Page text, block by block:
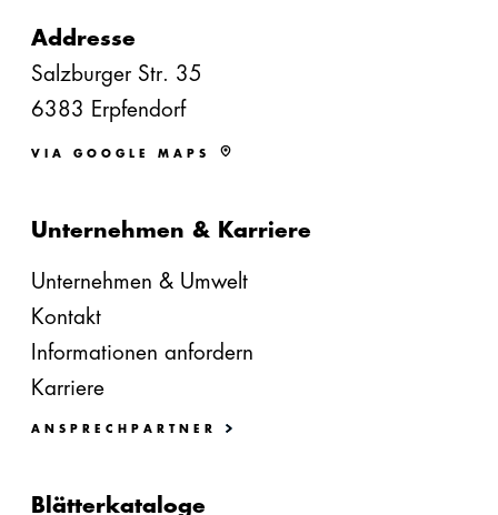
Addresse
Salzburger Str. 35
6383 Erpfendorf
VIA GOOGLE MAPS
Unternehmen & Karriere
Unternehmen & Umwelt
Kontakt
Informationen anfordern
Karriere
ANSPRECHPARTNER
Blätterkataloge